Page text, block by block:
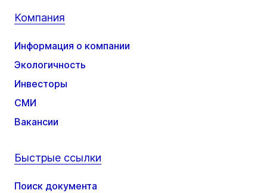
Компания
Информация о компании
Экологичность
Инвесторы
СМИ
Вакансии
Быстрые ссылки
Поиск документа